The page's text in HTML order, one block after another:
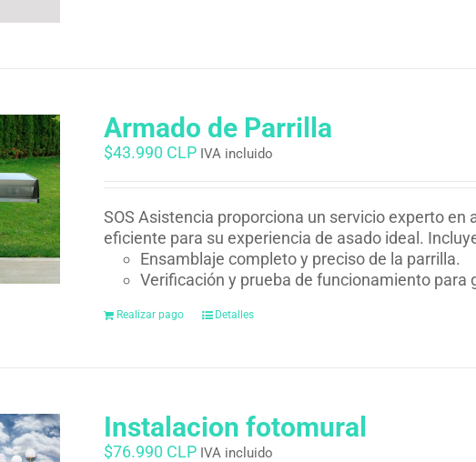
Armado de Parrilla
$43.990 CLP IVA incluido
SOS Asistencia proporciona un servicio experto
eficiente para su experiencia de asado ideal.
Ensamblaje completo y preciso de la parrilla.
Verificación y prueba de funcionamiento
Realizar pago Detalles
Instalacion fotomural
$76.990 CLP IVA incluido